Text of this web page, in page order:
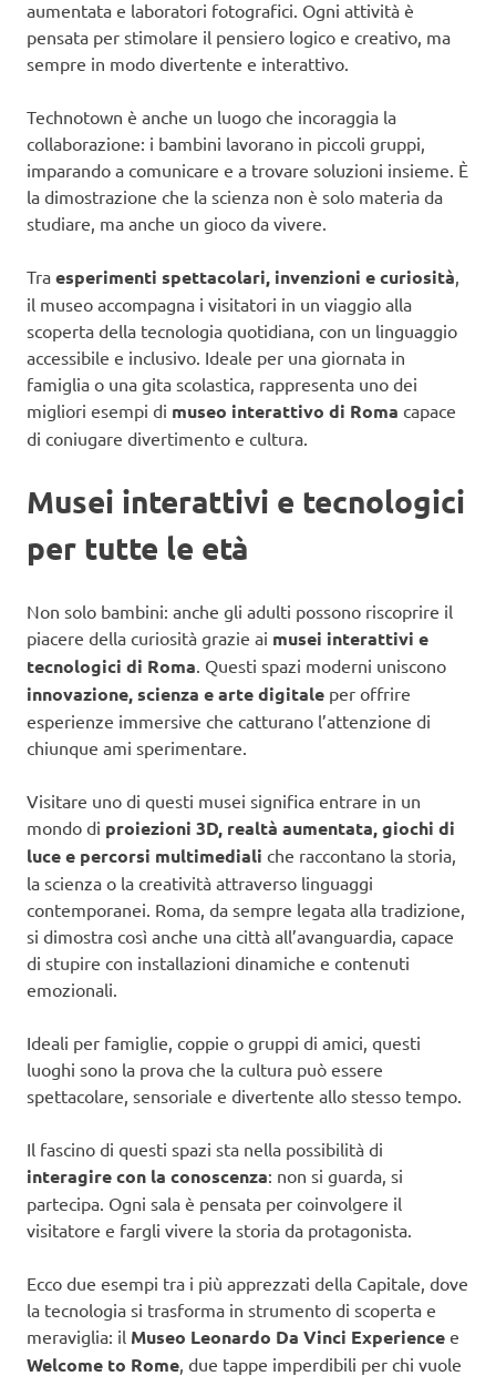
aumentata e laboratori fotografici. Ogni attività è
pensata per stimolare il pensiero logico e creativo, ma
sempre in modo divertente e interattivo.
Technotown è anche un luogo che incoraggia la
collaborazione: i bambini lavorano in piccoli gruppi,
imparando a comunicare e a trovare soluzioni insieme. È
la dimostrazione che la scienza non è solo materia da
studiare, ma anche un gioco da vivere.
Tra esperimenti spettacolari, invenzioni e curiosità
il museo accompagna i visitatori in un viaggio alla
scoperta della tecnologia quotidiana, con un linguaggio
accessibile e inclusivo. Ideale per una giornata in
famiglia o una gita scolastica, rappresenta uno dei
migliori esempi di museo interattivo di Roma capace
di coniugare divertimento e cultura.
Musei interattivi e tecnologici
per tutte le età
Non solo bambini: anche gli adulti possono riscoprire il
piacere della curiosità grazie ai musei interattivi e
tecnologici di Roma . Questi spazi moderni uniscono
innovazione, scienza e arte digitale per offrire
esperienze immersive che catturano l’attenzione di
chiunque ami sperimentare.
Visitare uno di questi musei significa entrare in un
mondo di proiezioni 3D, realtà aumentata, giochi di
luce e percorsi multimediali che raccontano la storia,
la scienza o la creatività attraverso linguaggi
contemporanei. Roma, da sempre legata alla tradizione,
si dimostra così anche una città all’avanguardia, capace
di stupire con installazioni dinamiche e contenuti
emozionali.
Ideali per famiglie, coppie o gruppi di amici, questi
luoghi sono la prova che la cultura può essere
spettacolare, sensoriale e divertente allo stesso tempo.
Il fascino di questi spazi sta nella possibilità di
interagire con la conoscenza: non si guarda, si
partecipa. Ogni sala è pensata per coinvolgere il
visitatore e fargli vivere la storia da protagonista.
Ecco due esempi tra i più apprezzati della Capitale, dove
la tecnologia si trasforma in strumento di scoperta e
meraviglia: il Museo Leonardo Da Vinci Experience e
Welcome to Rome , due tappe imperdibili per chi vuole